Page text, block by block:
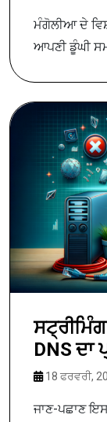
ਮੰਗੋਲੀਆ ਦੇ
ਆਪਣੀ ਡੂੰਘੀ
DNS ਦਾ
18 ਫਰਵਰੀ,
ਜਾਣ-ਪਛਾਣ